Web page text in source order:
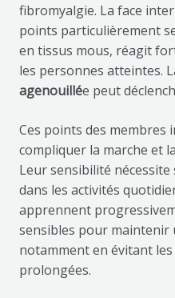
fibromyalgie. La face
points particulièrement
en tissus mous, réagit
les personnes atteintes.
agenouillée peut
Ces points des membres
compliquer la marche et
Leur sensibilité
dans les activités
apprennent
sensibles pour maintenir
notamment en évitant
prolongées.